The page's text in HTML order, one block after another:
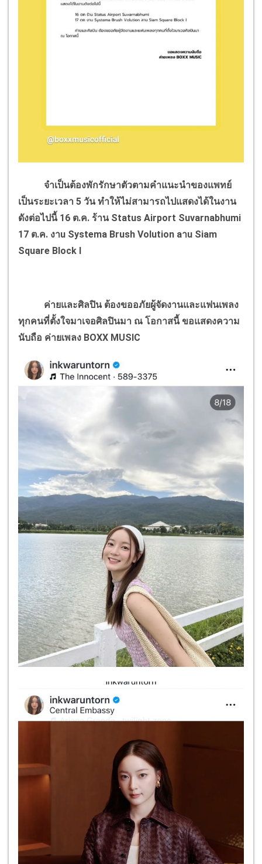
จำเป็นต้องพักรักษาตัวตามคำแนะนำของแพทย์
เป็นระยะเวลา 5 วัน ทำให้ไม่สามารถไปแสดงได้ในงาน
ดังต่อไปนี้ 16 ต.ค. ร้าน Status Airport Suvarnabhumi
17 ต.ค. งาu Systema Brush Volution aาu Siam
Square Block I
ค่ายและศิลปิน ต้องขออภัยผู้จัดงานและแฟนเพลง
ทุกคนที่ตั้งใจมาเจอศิลปินมา ณ โอกาสนี้ ขอแสดงความ
นับถือ ค่ายเพลง BOXX MUSIC